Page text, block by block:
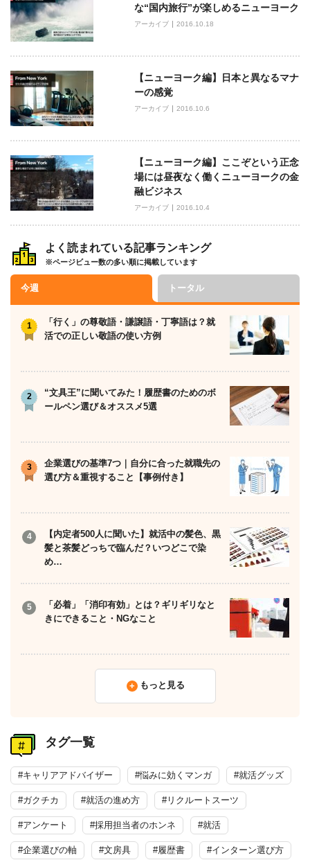
な“国内旅行”が楽しめるニューヨーク
アーカイブ 2016.10.18
【ニューヨーク編】日本と異なるマナ
ーの感覚
アーカイブ 2016.10.6
【ニューヨーク編】ここぞという正念
場には昼夜なく働くニューヨークの金
融ビジネス
アーカイブ 2016.10.4
よく読まれている記事ランキング
※ページビュー数の多い順に掲載しています
今週 トータル
「行く」の尊敬語・謙譲語・丁寧語は？就
活での正しい敬語の使い方例
“文具王”に聞いてみた！履歴書のためのボ
ールペン選び＆オススメ5選
企業選びの基準7つ｜自分に合った就職先の
選び方＆重視すること【事例付き】
【内定者500人に聞いた】就活中の髪色、黒
髪と茶髪どっちで臨んだ？いつどこで染
め…
「必着」「消印有効」とは？ギリギリなと
きにできること・NGなこと
もっと見る
タグ一覧
#キャリアアドバイザー #悩みに効くマンガ #就活グッズ
#ガクチカ #就活の進め方 #リクルートスーツ
#アンケート #採用担当者のホンネ #就活
#企業選びの軸 #文房具 #履歴書 #インターン選び方